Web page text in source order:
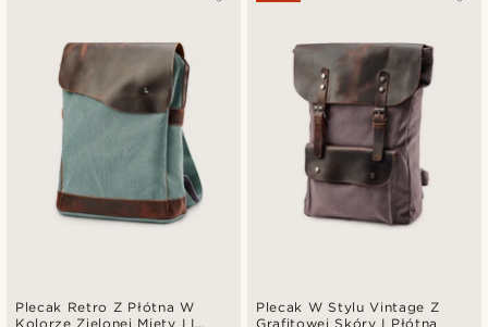
Plecak Retro Z Płótna W
Kolorze Zielonej Mięty I I
Plecak W Stylu Vintage Z
Grafitowej Skóry I Płótna